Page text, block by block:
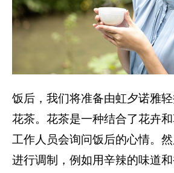
饭后，我们将准备由虹夕诺雅
花茶。花茶是一种结合了花卉和
工作人员会询问饭后的心情。
进行调制，例如用辛辣的味道